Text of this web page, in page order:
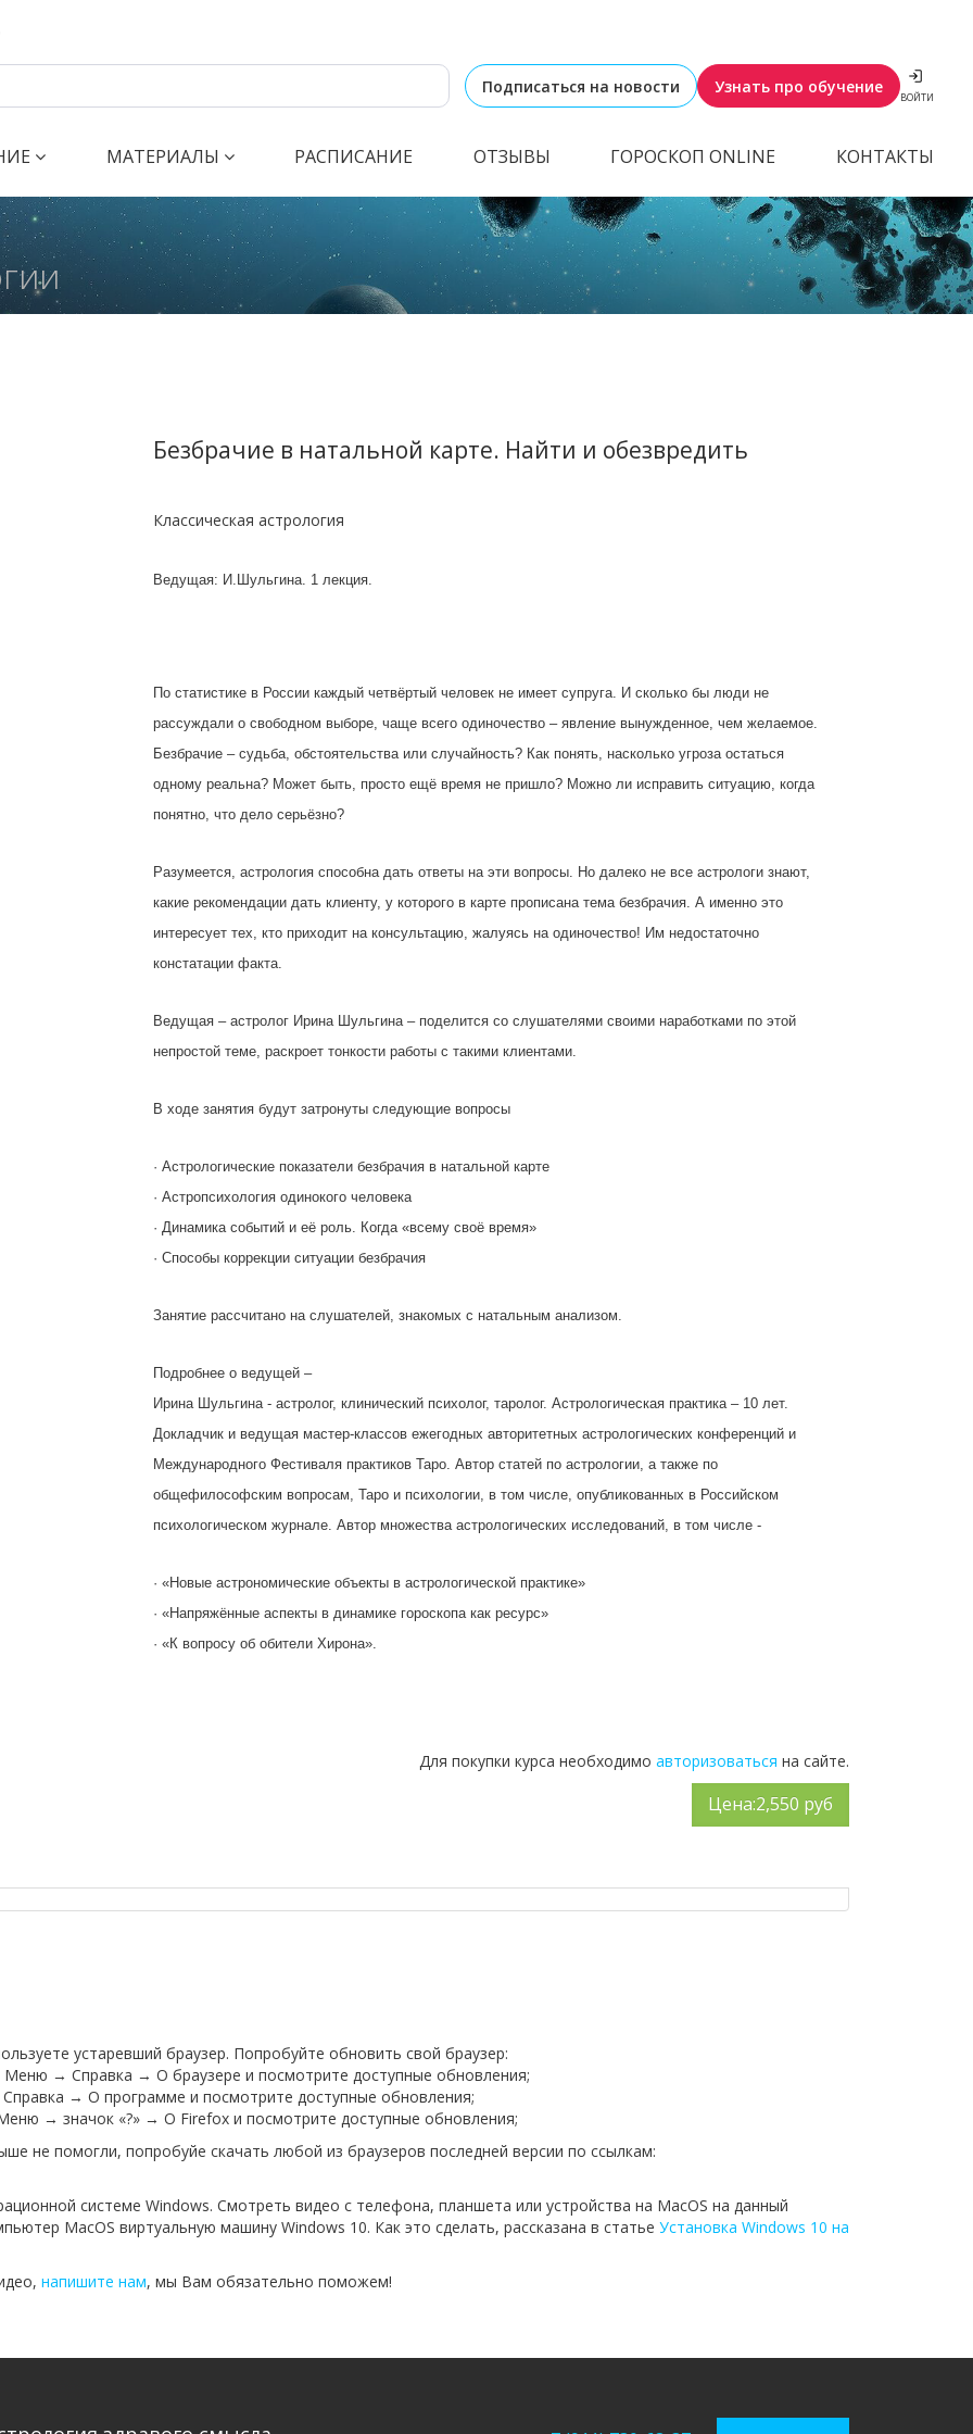
Подписаться на новости Узнать про обучение
ВОЙТИ
МАТЕРИАЛЫ РАСПИСАНИЕ ОТЗЫВЫ ГОРОСКОП ONLINE КОНТАКТЫ
Безбрачие в натальной карте. Найти и обезвредить
Классическая астрология
Ведущая: И.Шульгина. 1 лекция.
По статистике в России каждый четвёртый человек не имеет супруга. И сколько бы люди не
рассуждали о свободном выборе, чаще всего одиночество – явление вынужденное, чем желаемое.
Безбрачие – судьба, обстоятельства или случайность? Как понять, насколько угроза остаться
одному реальна? Может быть, просто ещё время не пришло? Можно ли исправить ситуацию, когда
понятно, что дело серьёзно?
Разумеется, астрология способна дать ответы на эти вопросы. Но далеко не все астрологи знают,
какие рекомендации дать клиенту, у которого в карте прописана тема безбрачия. А именно это
интересует тех, кто приходит на консультацию, жалуясь на одиночество! Им недостаточно
констатации факта.
Ведущая – астролог Ирина Шульгина – поделится со слушателями своими наработками по этой
непростой теме, раскроет тонкости работы с такими клиентами.
В ходе занятия будут затронуты следующие вопросы
· Астрологические показатели безбрачия в натальной карте
· Астропсихология одинокого человека
· Динамика событий и её роль. Когда «всему своё время»
· Способы коррекции ситуации безбрачия
Занятие рассчитано на слушателей, знакомых с натальным анализом.
Подробнее о ведущей –
Ирина Шульгина - астролог, клинический психолог, таролог. Астрологическая практика – 10 лет.
Докладчик и ведущая мастер-классов ежегодных авторитетных астрологических конференций и
Международного Фестиваля практиков Таро. Автор статей по астрологии, а также по
общефилософским вопросам, Таро и психологии, в том числе, опубликованных в Российском
психологическом журнале. Автор множества астрологических исследований, в том числе -
· «Новые астрономические объекты в астрологической практике»
· «Напряжённые аспекты в динамике гороскопа как ресурс»
· «К вопросу об обители Хирона».
Для покупки курса необходимо авторизоваться на сайте.
Цена:2,550 руб
устаревший браузер. Попробуйте обновить свой браузер:
→ Справка → О браузере и посмотрите доступные обновления;
→ О программе и посмотрите доступные обновления;
→ значок «?» → О Firefox и посмотрите доступные обновления;
не помогли, попробуйе скачать любой из браузеров последней версии по ссылкам:
системе Windows. Смотреть видео с телефона, планшета или устройства на MacOS на данный
MacOS виртуальную машину Windows 10. Как это сделать, рассказана в статье Установка Windows 10 на
напишите нам, мы Вам обязательно поможем!